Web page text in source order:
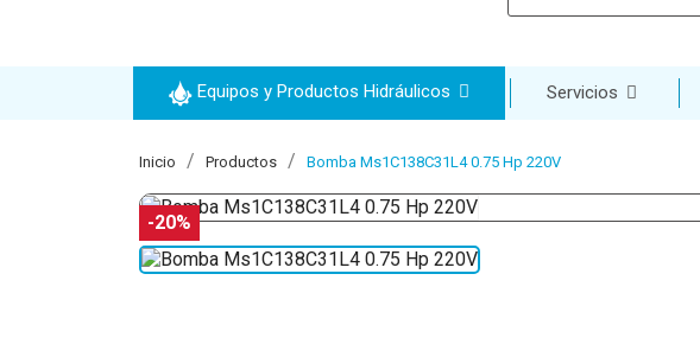
Equipos y Productos Hidráulicos Servicios
Inicio Productos Bomba Ms1C138C31L4 0.75 Hp 220V
-20%